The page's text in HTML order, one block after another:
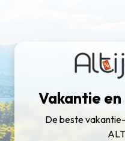
Vakantie
De beste